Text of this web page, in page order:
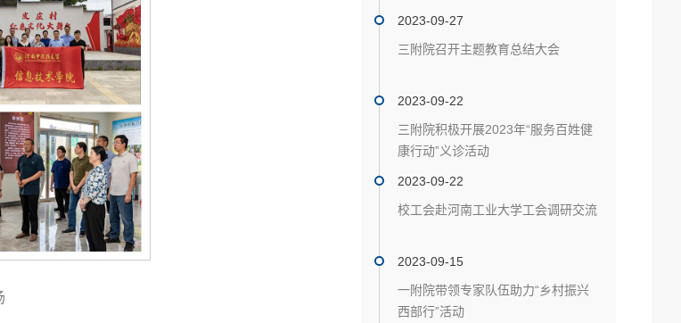
2023-09-27
三附院召开主题教育总结大会
2023-09-22
三附院积极开展2023年“服务百姓健
康行动”义诊活动
2023-09-22
校工会赴河南工业大学工会调研交流
2023-09-15
一附院带领专家队伍助力“乡村振兴
西部行”活动